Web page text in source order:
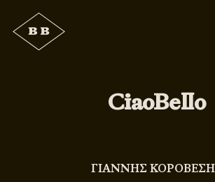
CiaoBello
ΓΙΑΝΝΗΣ